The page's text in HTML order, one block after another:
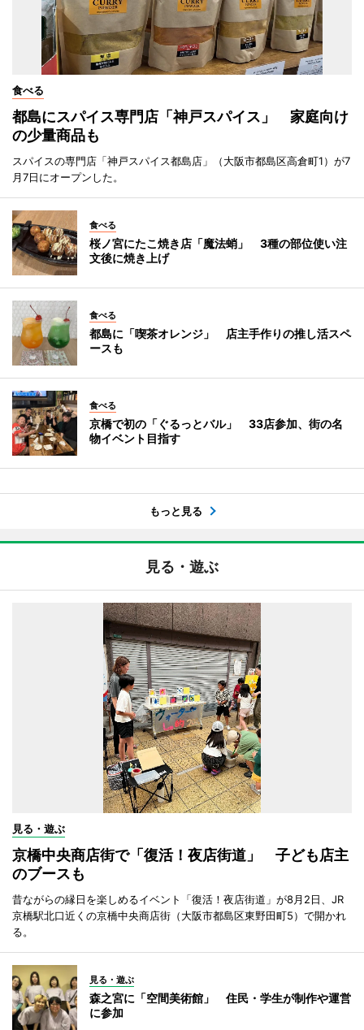
食べる
都島にスパイス専門店「神戸スパイス」 家庭向け
の少量商品も
スパイスの専門店「神戸スパイス都島店」（大阪市都島区高倉町1）が7
月7日にオープンした。
食べる
桜ノ宮にたこ焼き店「魔法蛸」 3種の部位使い注
文後に焼き上げ
食べる
都島に「喫茶オレンジ」 店主手作りの推し活スペ
ースも
食べる
京橋で初の「ぐるっとバル」 33店参加、街の名
物イベント目指す
もっと見る
見る・遊ぶ
見る・遊ぶ
京橋中央商店街で「復活！夜店街道」 子ども店主
のブースも
昔ながらの縁日を楽しめるイベント「復活！夜店街道」が8月2日、JR
京橋駅北口近くの京橋中央商店街（大阪市都島区東野田町5）で開かれ
る。
見る・遊ぶ
森之宮に「空間美術館」 住民・学生が制作や運営
に参加